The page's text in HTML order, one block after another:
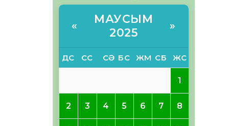
«
МАУСЫМ
2025
»
ДС СС СӘ БС ЖМ СБ ЖС
1
2 3 4 5 6 7 8